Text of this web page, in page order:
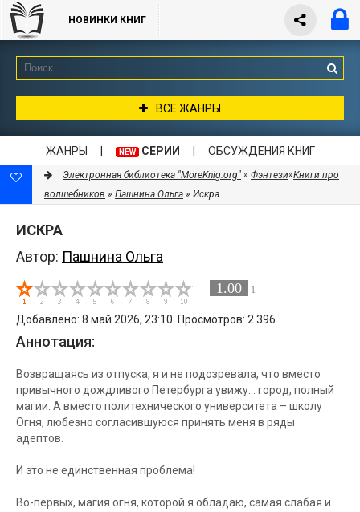
НОВИНКИ КНИГ
ВСЕ ЖАНРЫ
ЖАНРЫ NEW СЕРИИ ОБСУЖДЕНИЯ КНИГ
Электронная библиотека "MoreKnig.org" » Фэнтези»Книги про
волшебников » Пашнина Ольга » Искра
ИСКРА
Автор: Пашнина Ольга
1.00 1
Добавлено: 8 май 2026, 23:10. Просмотров: 2 396
Аннотация:
Возвращаясь из отпуска, я и не подозревала, что вместо
привычного дождливого Петербурга увижу… город, полный
магии. А вместо политехнического университета – школу
Огня, любезно согласившуюся принять меня в ряды
адептов.
И это не единственная проблема!
Во-первых, магия огня, которой я обладаю, самая слабая и